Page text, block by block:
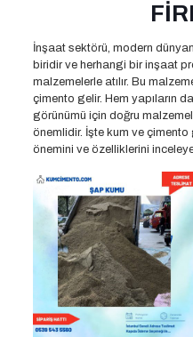
İnşaat sektörü, modern
biridir ve herhangi bir inşaat
malzemelerle atılır. Bu
çimento gelir. Hem yapıların
görünümü için doğru
önemlidir. İşte kum ve
önemini ve özelliklerini